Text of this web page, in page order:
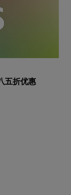
五折优惠